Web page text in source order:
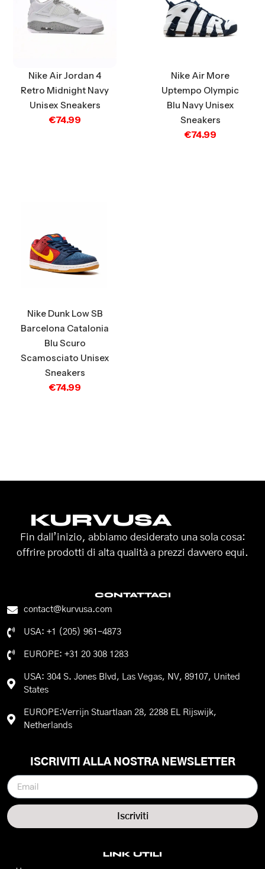
Nike Air Jordan 4
Retro Midnight Navy
Unisex Sneakers
€74.99
Nike Air More
Uptempo Olympic
Blu Navy Unisex
Sneakers
€74.99
Nike Dunk Low SB
Barcelona Catalonia
Blu Scuro
Scamosciato Unisex
Sneakers
€74.99
KURVUSA
Fin dall’inizio, abbiamo desiderato una sola cosa:
offrire prodotti di alta qualità a prezzi davvero equi.
CONTATTACI
contact@kurvusa.com
USA: +1 (205) 961-4873
EUROPE: +31 20 308 1283
USA: 304 S. Jones Blvd, Las Vegas, NV, 89107, United
States
EUROPE:Verrijn Stuartlaan 28, 2288 EL Rijswijk,
Netherlands
LINK UTILI
ISCRIVITI ALLA NOSTRA NEWSLETTER
Iscriviti